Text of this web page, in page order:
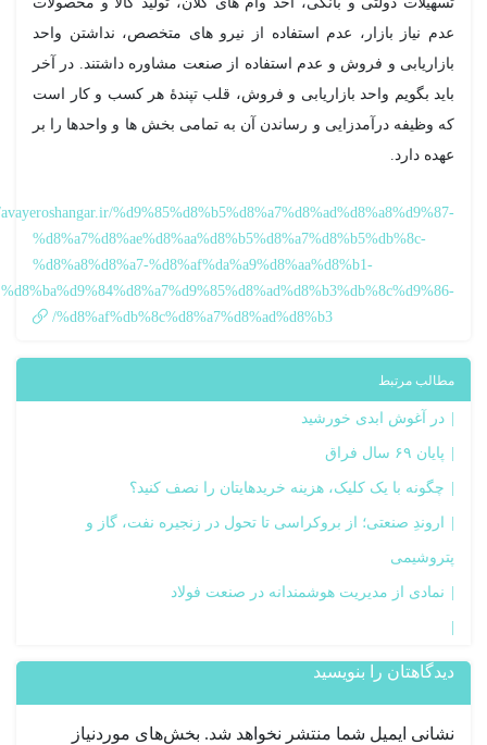
نیاز بازار، عدم استفاده از نیرو های متخصص، نداشتن واحد
و فروش و عدم استفاده از صنعت مشاوره داشتند. در آخر
بگویم واحد بازاریابی و فروش، قلب تپندۀ هر کسب و کار است
وظیفه درآمدزایی و رساندن آن به تمامی بخش ها و واحدها را بر
دارد.
https://avayeroshangar.ir/
%d8%a7%d8%ae%d8%aa%d8%b5%d8%a7%d8%b5%db%8c-
%d8%a8%d8%a7-%d8%af%da%a9%d8%aa%d8%b1-
%d8%af%db%8c%d8%a7%d8%ad%d8%b3/
مرتبط
در آغوش ابدی خورشید
چگونه با یک کلیک، هزینه خریدهایتان را نصف کنید؟
اروندِ صنعتی؛ از بروکراسی تا تحول در زنجیره نفت، گاز و
نمادی از مدیریت هوشمندانه در صنعت فولاد
را بنویسید
ایمیل شما منتشر نخواهد شد. بخش‌های موردنیاز